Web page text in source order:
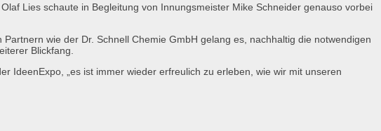
Lies schaute in Begleitung von Innungsmeister Mike Schneider genauso vorbei
wie der Dr. Schnell Chemie GmbH gelang es, nachhaltig die notwendigen
Blickfang.
IdeenExpo, „es ist immer wieder erfreulich zu erleben, wie wir mit unseren